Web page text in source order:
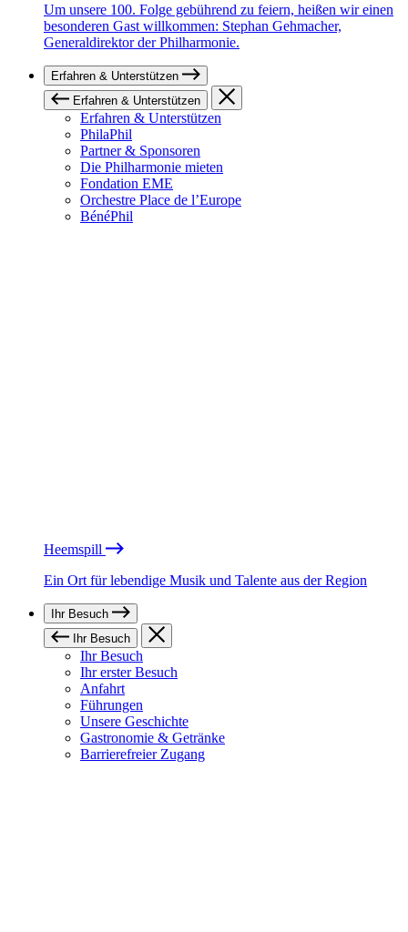
Um unsere 100. Folge gebührend zu feiern, heißen wir einen
besonderen Gast willkommen: Stephan Gehmacher,
Generaldirektor der Philharmonie.
Erfahren & Unterstützen
Erfahren & Unterstützen
Erfahren & Unterstützen
PhilaPhil
Partner & Sponsoren
Die Philharmonie mieten
Fondation EME
Orchestre Place de l’Europe
BénéPhil
Heemspill
Ein Ort für lebendige Musik und Talente aus der Region
Ihr Besuch
Ihr Besuch
Ihr Besuch
Ihr erster Besuch
Anfahrt
Führungen
Unsere Geschichte
Gastronomie & Getränke
Barrierefreier Zugang